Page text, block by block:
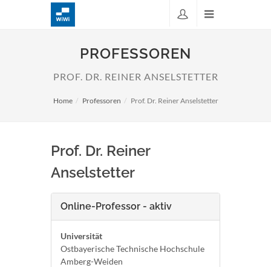
PROFESSOREN
PROF. DR. REINER ANSELSTETTER
Home Professoren Prof. Dr. Reiner Anselstetter
Prof. Dr. Reiner
Anselstetter
Online-Professor - aktiv
Universität
Ostbayerische Technische Hochschule
Amberg-Weiden